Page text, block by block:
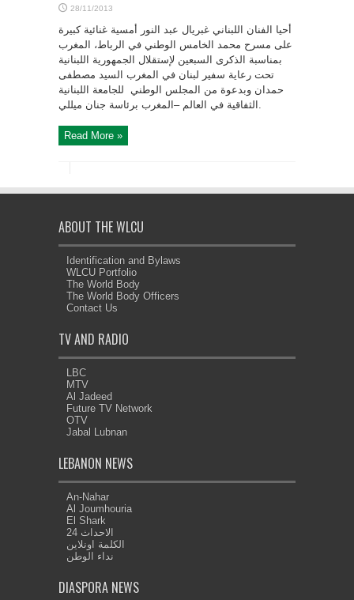
28/11/2013
أحيا الفنان اللبناني غبريال عبد النور أمسية غنائية كبيرة
على مسرح محمد الخامس الوطني في الرباط، المغرب
بمناسبة الذكرى السبعين لإستقلال الجمهورية اللبنانية
تحت رعاية سفير لبنان في المغرب السيد مصطفى
حمدان وبدعوة من المجلس الوطني للجامعة اللبنانية
الثفاقية في العالم –المغرب برئاسة جنان ميللي.
Read More »
ABOUT THE WLCU
Identification and Bylaws
WLCU Portfolio
The World Body
The World Body Officers
Contact Us
TV AND RADIO
LBC
MTV
Al Jadeed
Future TV Network
OTV
Jabal Lubnan
LEBANON NEWS
An-Nahar
Al Joumhouria
El Shark
الاحداث 24
الكلمة اونلاين
نداء الوطن
DIASPORA NEWS